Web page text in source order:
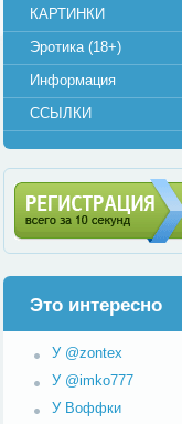
КАРТИНКИ
Эротика (18+)
Информация
ССЫЛКИ
Регистрация (всего за 10
Это интересно
У @zontex
У @imko777
У Воффки